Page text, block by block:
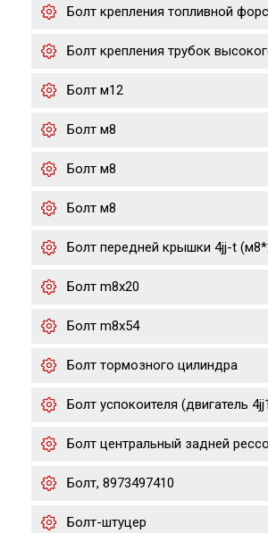
Болт крепления топливной
Болт крепления трубок
Болт м12
Болт м8
Болт м8
Болт м8
Болт передней крышки 4jj-t
Болт m8x20
Болт m8x54
Болт тормозного цилиндра
Болт успокоителя (двигатель
Болт центральный задней
Болт, 8973497410
Болт-штуцер